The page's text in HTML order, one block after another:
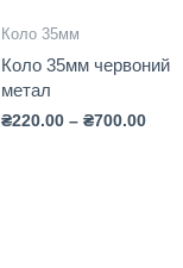
Коло 35мм
Коло 35мм червоний
метал
₴220.00– ₴700.00